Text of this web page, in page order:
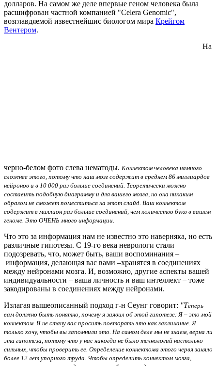
долларов. На самом же деле впервые геном человека была
расшифрован частной компанией "Celera Genomic",
возглавдяемой известнейшис биологом мира Крейгом
Вентером.
На
черно-белом фото слева нематоды. Коннектом человека намного
сложнее этого, потому что наш мозг содержит в среднем 86 миллиардов
нейронов и в 10 000 раз больше соединений. Теоретически можно
составить подобную диаграмму и для вашего мозга, но она никаким
образом не сможет поместиться на этот слайд. Ваш коннектом
содержит в миллион раз больше соединений, чем количество букв в вашем
геноме. Это ОЧЕНЬ много информации.
Что это за информация нам не известно это наверняка, но есть
различные гипотезы. С 19-го века неврологи стали
подозревать, что, может быть, ваши воспоминания –
информация, делающая вас вами –хранятся в соединениях
между нейронами мозга. И, возможно, другие аспекты вашей
индивидуальности – ваша личность и ваш интеллект – тоже
закодированы в соединениях между нейронами.
Излагая вышеописанный подход г-н Сеунг говорит: "Теперь
вам должно быть понятно, почему я заявил об этой гипотезе: Я – это мой
коннектом. Я не стану вас просить повторять это как заклинание. Я
только хочу, чтобы вы запомнили это. На самом деле мы не знаем, верна ли
эта гипотеза, потому что у нас никогда не было технологий настолько
сильных, чтобы проверить ее. Определение коннектома этого червя заняло
более 12 лет упорного труда. Чтобы определить коннектом мозга,